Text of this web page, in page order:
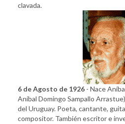
clavada.
6 de Agosto de 1926 - Nace
Aníbal Domingo Sampallo
del Uruguay. Poeta, cantante,
compositor. También escritor e